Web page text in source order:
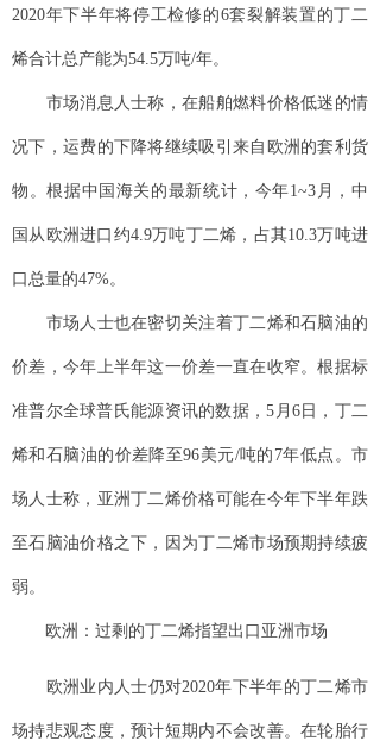
2020年下半年将停工检修的6套裂解装置的丁二
烯合计总产能为54.5万吨/年。
市场消息人士称，在船舶燃料价格低迷的情
况下，运费的下降将继续吸引来自欧洲的套利货
物。根据中国海关的最新统计，今年1~3月，中
国从欧洲进口约4.9万吨丁二烯，占其10.3万吨进
口总量的47%。
市场人士也在密切关注着丁二烯和石脑油的
价差，今年上半年这一价差一直在收窄。根据标
准普尔全球普氏能源资讯的数据，5月6日，丁二
烯和石脑油的价差降至96美元/吨的7年低点。市
场人士称，亚洲丁二烯价格可能在今年下半年跌
至石脑油价格之下，因为丁二烯市场预期持续疲
弱。
欧洲：过剩的丁二烯指望出口亚洲市场
欧洲业内人士仍对2020年下半年的丁二烯市
场持悲观态度，预计短期内不会改善。在轮胎行